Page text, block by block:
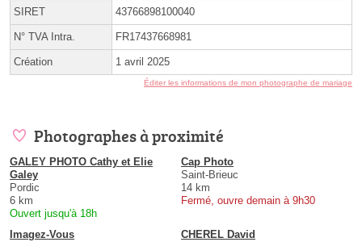
SIRET 43766898100040
N° TVA Intra. FR17437668981
Création 1 avril 2025
Éditer les informations de mon photographe de mariage
Photographes à proximité
GALEY PHOTO Cathy et Elie
Galey
Pordic
6 km
Ouvert jusqu'à 18h
Cap Photo
Saint-Brieuc
14 km
Fermé, ouvre demain à 9h30
Imagez-Vous
CHEREL David